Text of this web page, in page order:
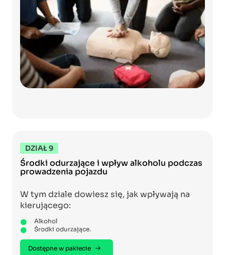
DZIAŁ 9
Środki odurzające i wpływ alkoholu podczas
prowadzenia pojazdu
W tym dziale dowiesz się, jak wpływają na
kierującego:
Alkohol
Środki odurzające.
Dostępne w pakiecie